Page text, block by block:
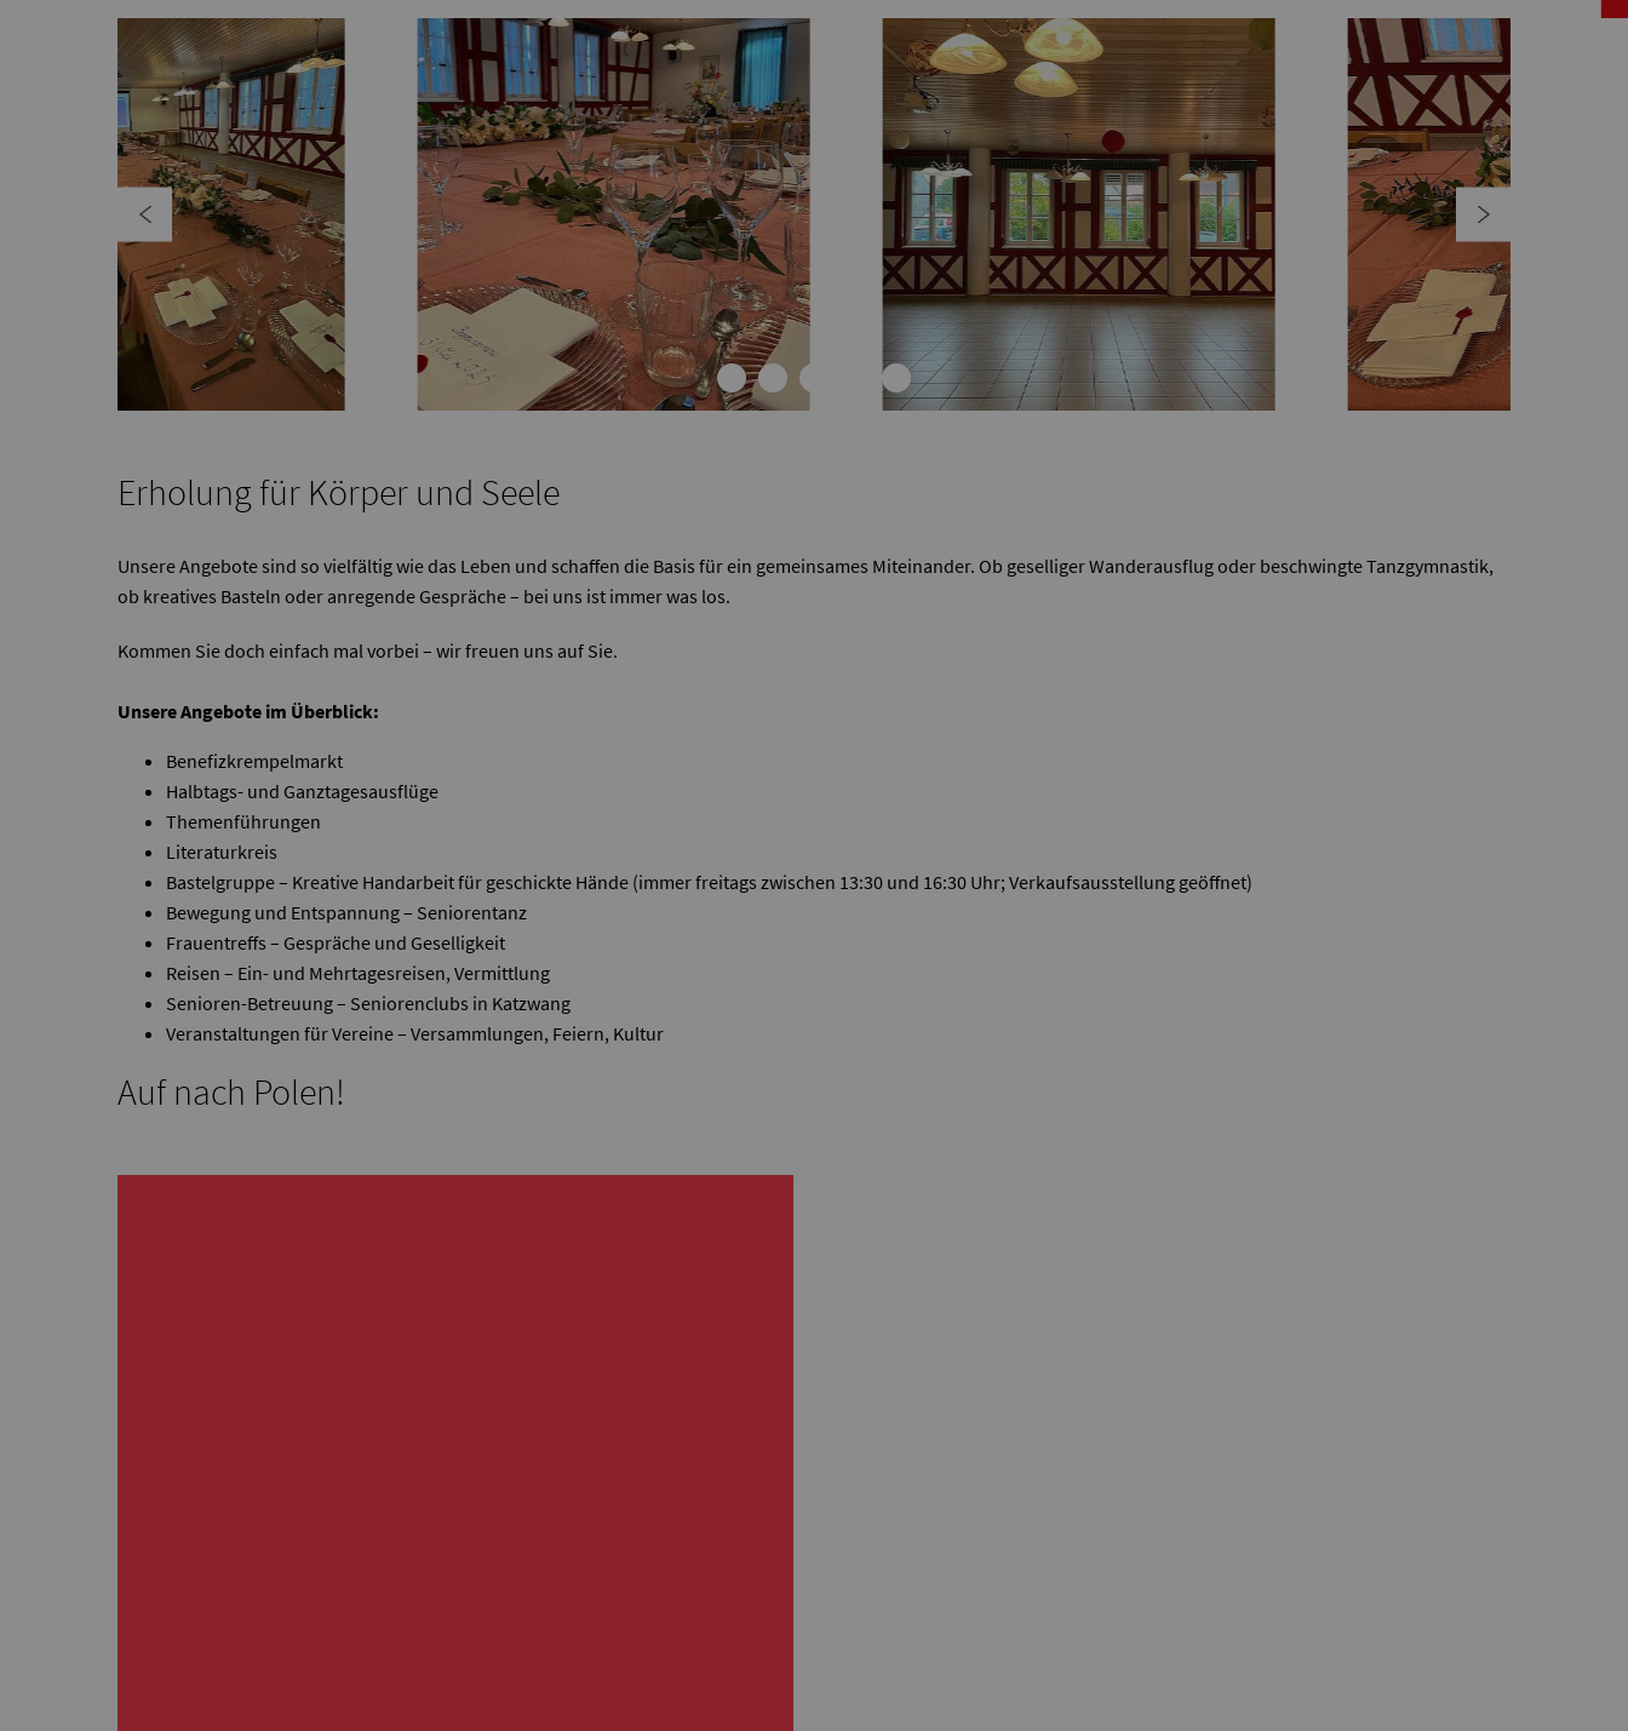
Erholung für Körper und Seele
Unsere Angebote sind so vielfältig wie das Leben und schaffen die Basis für ein gemeinsames Miteinander. Ob geselliger Wanderausflug oder beschwingte Tanzgymnastik,
ob kreatives Basteln oder anregende Gespräche – bei uns ist immer was los.
Kommen Sie doch einfach mal vorbei – wir freuen uns auf Sie.
Unsere Angebote im Überblick:
Benefizkrempelmarkt
Halbtags- und Ganztagesausflüge
Themenführungen
Literaturkreis
Bastelgruppe – Kreative Handarbeit für geschickte Hände (immer freitags zwischen 13:30 und 16:30 Uhr; Verkaufsausstellung geöffnet)
Bewegung und Entspannung – Seniorentanz
Frauentreffs – Gespräche und Geselligkeit
Reisen – Ein- und Mehrtagesreisen, Vermittlung
Senioren-Betreuung – Seniorenclubs in Katzwang
Veranstaltungen für Vereine – Versammlungen, Feiern, Kultur
Auf nach Polen!